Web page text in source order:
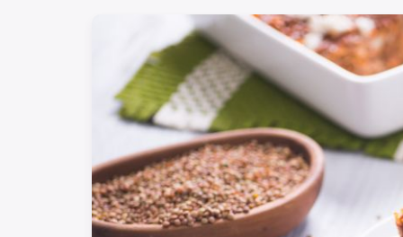
Boissons et rafraîchissements
Accompagnement
Pizzas et focaccia
Gateaux et patisserie